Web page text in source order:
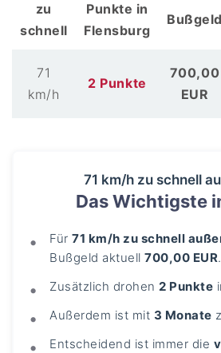
zu
schnell
Punkte in
Flensburg
Bußgeld
71
km/h
2 Punkte
700,00
EUR
71 km/h zu schnell
Das Wichtigste
Für71 km/h zu schnell
Bußgeld aktuell700,00 EUR.
Zusätzlich drohen2 Punkte
Außerdem ist mit 3 Monate
Entscheidend ist immer die